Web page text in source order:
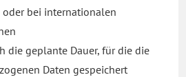
bei internationalen
die geplante Dauer, für die die
Daten gespeichert